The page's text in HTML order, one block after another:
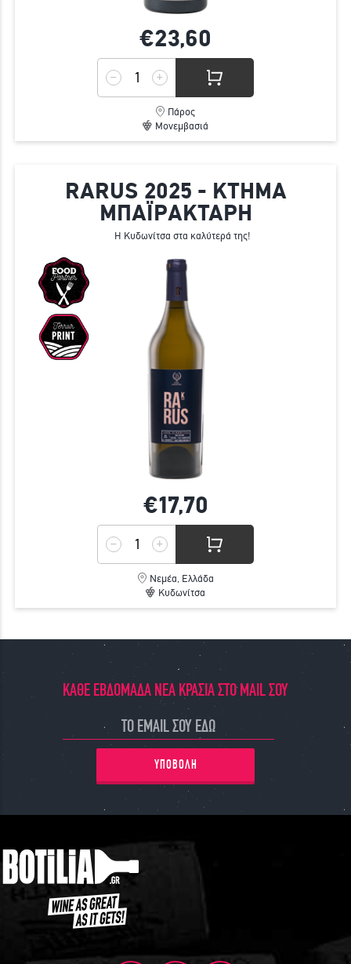
€23,60
Πάρος
Μονεμβασιά
RARUS 2025 - ΚΤΗΜΑ
ΜΠΑΪΡΑΚΤΑΡΗ
Η Κυδωνίτσα στα καλύτερά της!
€17,70
Νεμέα, Ελλάδα
Κυδωνίτσα
ΚΑΘΕ ΕΒΔΟΜΑΔΑ ΝΕΑ ΚΡΑΣΙΑ ΣΤΟ MAIL ΣΟΥ
ΥΠΟΒΟΛΗ